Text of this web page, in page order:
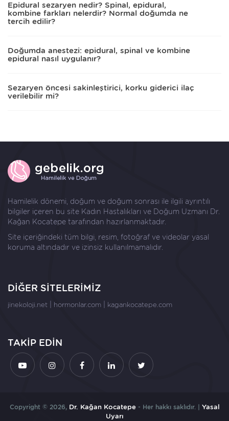
Epidural sezaryen nedir? Spinal, epidural,
kombine farkları nelerdir? Normal doğumda ne
tercih edilir?
Doğumda anestezi: epidural, spinal ve kombine
epidural nasıl uygulanır?
Sezaryen öncesi sakinleştirici, korku giderici ilaç
verilebilir mi?
Hamilelik dönemi, doğum ve doğum sonrası ile ilgili ayrıntılı
bilgiler içeren bu site Kadın Hastalıkları ve Doğum Uzmanı Dr.
Kağan Kocatepe tarafından hazırlanmaktadır.
Site içeriğindeki tüm bilgi, resim, fotoğraf ve videolar yasal
koruma altındadır ve izinsiz kullanılmamalıdır.
DİĞER SİTELERİMİZ
jinekoloji.net hormonlar.com kagankocatepe.com
TAKİP EDİN
Copyright © 2026, Dr. Kağan Kocatepe- Her hakkı saklıdır. | Yasal
Uyarı